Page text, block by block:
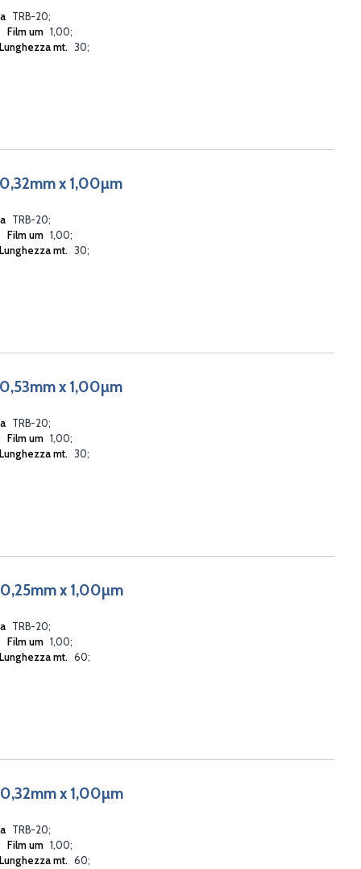
TRB-20
Film um 1,00
Lunghezza mt. 30
x 1,00µm
TRB-20
Film um 1,00
Lunghezza mt. 30
x 1,00µm
TRB-20
Film um 1,00
Lunghezza mt. 30
x 1,00µm
TRB-20
Film um 1,00
Lunghezza mt. 60
x 1,00µm
TRB-20
Film um 1,00
Lunghezza mt. 60